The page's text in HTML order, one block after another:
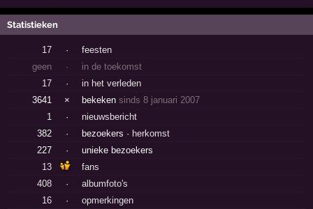
Statistieken
17 ·
feesten
geen
·
in de toekomst
17
·
in het verleden
3641
× bekekensinds 8 januari 2007
1
·
nieuwsbericht
382
· bezoekers · herkomst
227
·
unieke bezoekers
13
fans
408
·
albumfoto's
16
·
opmerkingen